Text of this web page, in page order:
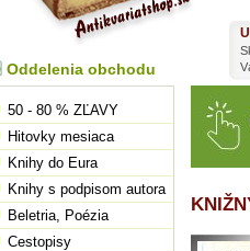
Oddelenia obchodu
50 - 80 % ZĽAVY
Hitovky mesiaca
Knihy do Eura
Knihy s podpisom autora
Beletria, Poézia
Cestopisy